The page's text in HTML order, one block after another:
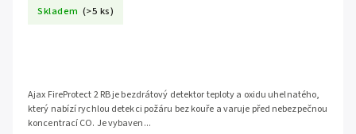
Skladem (>5 ks)
Ajax FireProtect 2 RB je bezdrátový detektor teploty a oxidu uhelnatého,
který nabízí rychlou detekci požáru bez kouře a varuje před nebezpečnou
koncentrací CO. Je vybaven...